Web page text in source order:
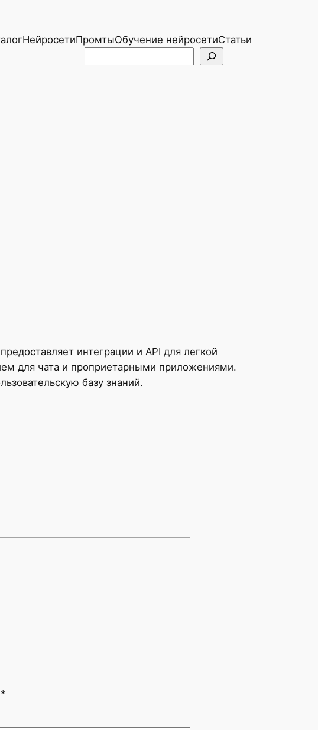
НейросетиПромтыОбучение нейросетиСтатьи
Telegram
интеграции и API для легкой
для чата и проприетарными приложениями.
базу знаний.
*